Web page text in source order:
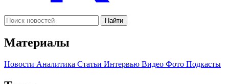
Найти
Материалы
Новости Аналитика Статьи Интервью Видео Фото Подкасты